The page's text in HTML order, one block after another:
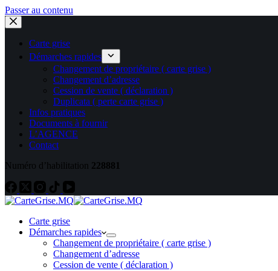
Passer au contenu
Carte grise
Démarches rapides
Changement de propriétaire ( carte grise )
Changement d’adresse
Cession de vente ( déclaration )
Duplicata ( perte carte grise )
Infos pratiques
Documents à fournir
L’AGENCE
Contact
Numéro d’habilitation 228881
Carte grise
Démarches rapides
Changement de propriétaire ( carte grise )
Changement d’adresse
Cession de vente ( déclaration )